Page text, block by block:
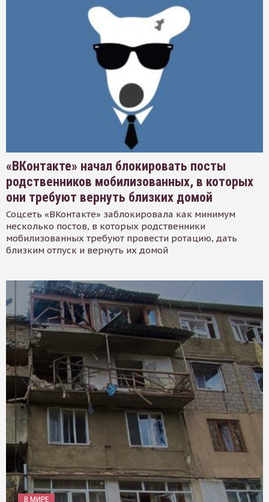
«ВКонтакте» начал блокировать посты
родственников мобилизованных, в которых
они требуют вернуть близких домой
Соцсеть «ВКонтакте» заблокировала как минимум
несколько постов, в которых родственники
мобилизованных требуют провести ротацию, дать
близким отпуск и вернуть их домой
В МИРЕ